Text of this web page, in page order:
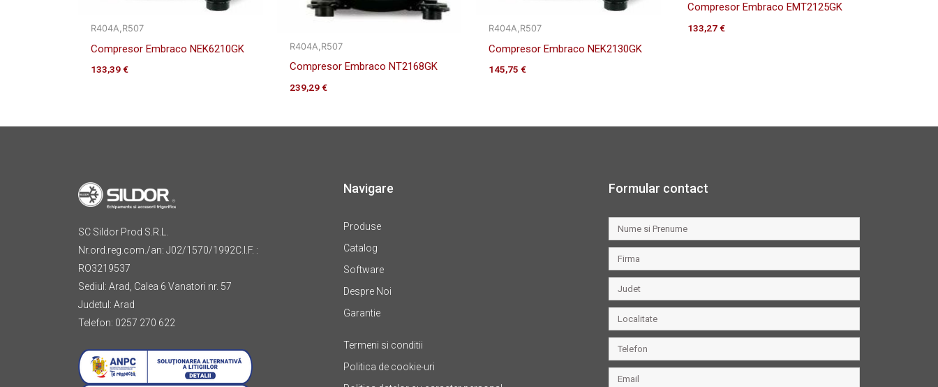
R404A,R507
Compresor Embraco NEK6210GK
133,39€
R404A,R507
Compresor Embraco NT2168GK
239,29€
R404A,R507
Compresor Embraco NEK2130GK
145,75 €
Compresor Embraco EMT2125GK
133,27€
SC Sildor Prod S.R.L.
Nr.ord.reg.com./an: J02/1570/1992C.I.F. :
RO3219537
Sediul: Arad, Calea 6 Vanatori nr. 57
Judetul: Arad
Telefon: 0257 270 622
Navigare
Produse
Catalog
Software
Despre Noi
Garantie
Termeni si conditii
Politica de cookie-uri
Formular contact